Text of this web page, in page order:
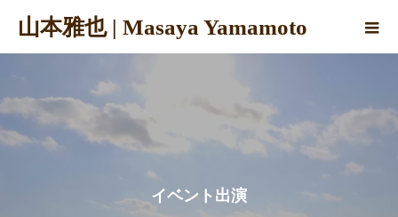
山本雅也 | Masaya Yamamoto
イベン ト 出演